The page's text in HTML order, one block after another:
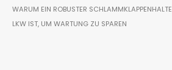
WARUM EIN ROBUSTER
LKW IST, UM WARTUNG ZU SPAREN